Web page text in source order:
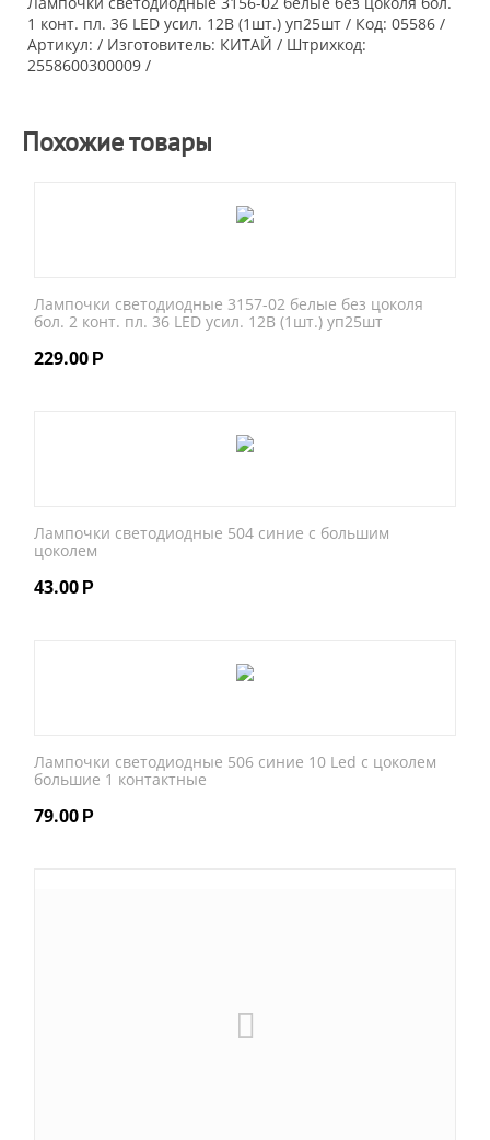
1 конт. пл. 36 LED усил. 12В (1шт.) уп25шт / Код: 05586 /
Артикул: / Изготовитель: КИТАЙ / Штрихкод:
2558600300009 /
Похожие товары
Лампочки светодиодные 3157-02 белые без цоколя
бол. 2 конт. пл. 36 LED усил. 12В (1шт.) уп25шт
229.00 Р
Лампочки светодиодные 504 синие с большим
цоколем
43.00 Р
Лампочки светодиодные 506 синие 10 Led с цоколем
большие 1 контактные
79.00 Р